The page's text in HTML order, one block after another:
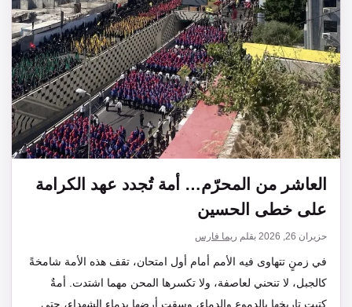
العاشر من المحرّم… أمة تُجدد عهد الكرامة
على خطى الحسين
حزيران 26, 2026 بقلم ريما فارس
في زمنٍ تتهاوى فيه الأمم أمام أول امتحان، تقف هذه الأمة شامخةً
كالجبل، لا تنحني لعاصفة، ولا تكسرها المحن مهما اشتدت. أمةٌ
كتبت تاريخها بالدموع والدماء، وسقت أرضها بدماء الشهداء، حتى